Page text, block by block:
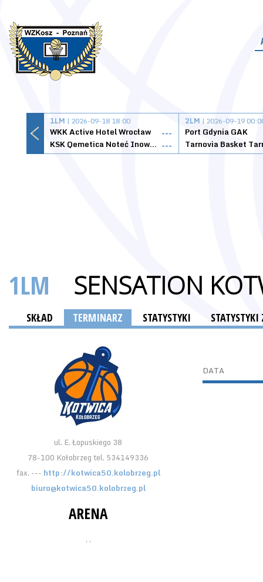
1LM | 2026-09-18 18:00
WKK Active Hotel Wrocław
---
KSK Qemetica Noteć Inowrocław ---
2LM | 2026-09-19
Port Gdynia GAK
1LM SENSATION
SKŁAD TERMINARZ STATYSTYKI
ul. E. Łopuskiego 38
78-100 Kołobrzeg tel. 534149336
fax. --- http://kotwica50.kolobrzeg.pl
biuro@kotwica50.kolobrzeg.pl
ARENA
, ,
DATA